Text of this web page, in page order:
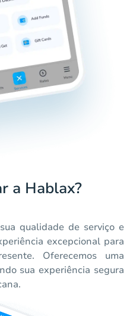
a Hablax?
qualidade de serviço e
excepcional para
Oferecemos uma
sua experiência segura